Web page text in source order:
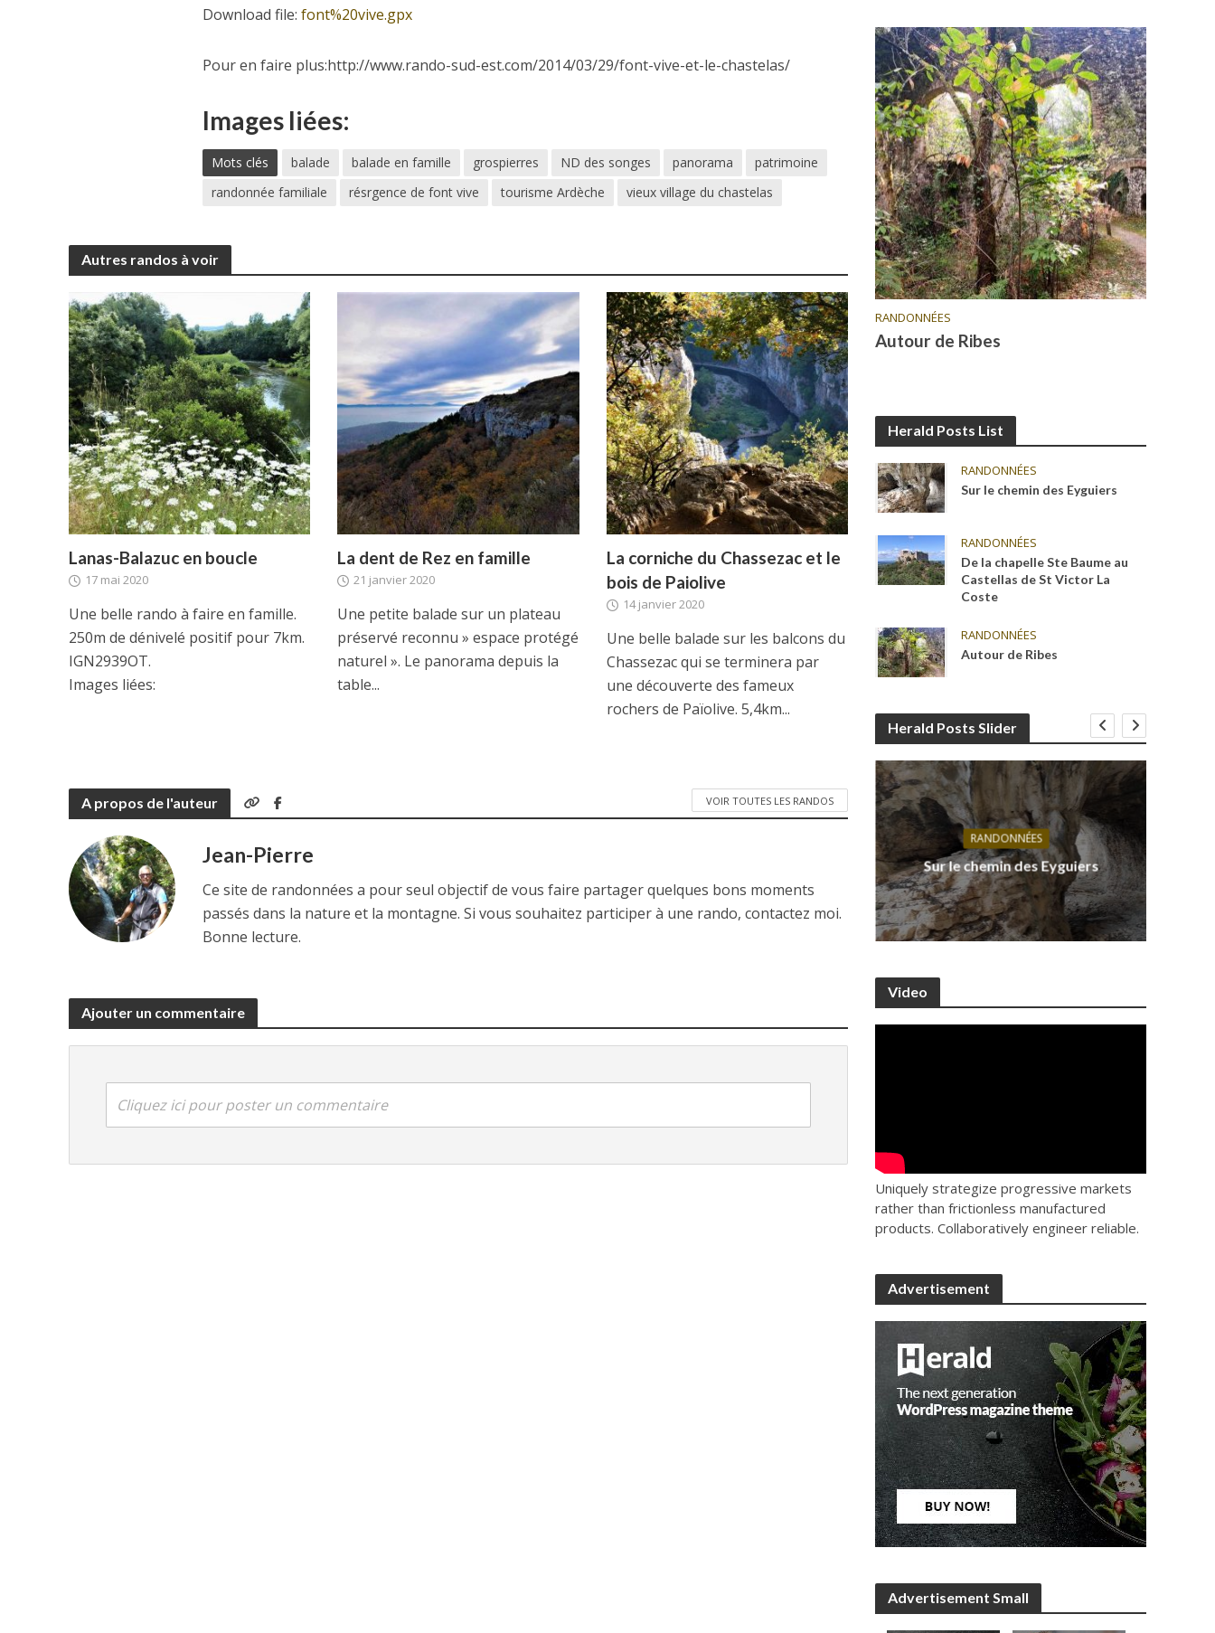
Download file:font%20vive.gpx
Pour en faire plus:http://www.rando-sud-est.com/2014/03/29/font-vive-et-le-chastelas/
Images liées:
Mots clés balade balade en famille grospierres ND des songes panorama
patrimoine
randonnée familiale
résrgence de font vive tourisme Ardèche vieux village du chastelas
Autres randos à voir
Lanas-Balazuc en boucle
17 mai 2020
Une belle rando à faire en famille.
250m de dénivelé positif pour 7km.
IGN2939OT.
Images liées:
La dent de Rez en famille
21 janvier 2020
Une petite balade sur un plateau
préservé reconnu » espace protégé
naturel ». Le panorama depuis la
table...
La corniche du Chassezac et le
bois de Paiolive
14 janvier 2020
Une belle balade sur les balcons du
Chassezac qui se terminera par
une découverte des fameux
rochers de Païolive. 5,4km...
A propos de l'auteur VOIR TOUTES LES RANDOS
Jean-Pierre
Ce site de randonnées a pour seul objectif de vous faire partager quelques bons moments
passés dans la nature et la montagne. Si vous souhaitez participer à une rando, contactez moi.
Bonne lecture.
Ajouter un commentaire
Cliquez ici pour poster un commentaire
RANDONNÉES
Autour de Ribes
Herald Posts List
RANDONNÉES
Sur le chemin des Eyguiers
RANDONNÉES
De la chapelle Ste Baume au
Castellas de St Victor La
Coste
RANDONNÉES
Autour de Ribes
Herald Posts Slider
RANDONNÉES
Sur le chemin des Eyguiers
Video
Uniquely strategize progressive markets
rather than frictionless manufactured
products. Collaboratively engineer reliable.
Advertisement
Advertisement Small